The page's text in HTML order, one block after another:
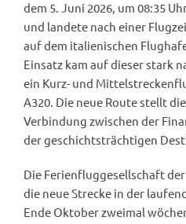
dem 5. Juni 2026, um 08:35
und landete nach einer
auf dem italienischen
Einsatz kam auf dieser stark
ein Kurz- und
A320. Die neue Route stellt
Verbindung zwischen der
der geschichtsträchtigen
Die Ferienfluggesellschaft
die neue Strecke in der
Ende Oktober zweimal